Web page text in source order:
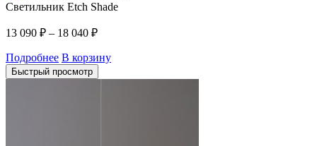
Светильник Etch Shade
13 090 ₽ – 18 040 ₽
Подробнее В корзину
Быстрый просмотр